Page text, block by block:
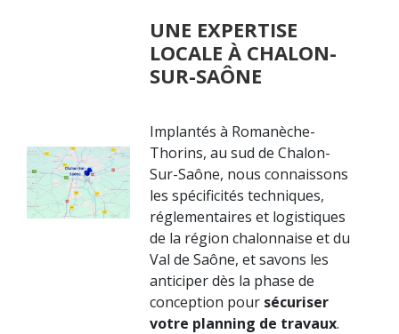
UNE EXPERTISE
LOCALE À CHALON-
SUR-SAÔNE
Implantés à Romanèche-
Thorins, au sud de Chalon-
Sur-Saône, nous connaissons
les spécificités techniques,
réglementaires et logistiques
de la région chalonnaise et du
Val de Saône, et savons les
anticiper dès la phase de
conception pour sécuriser
votre planning de travaux.